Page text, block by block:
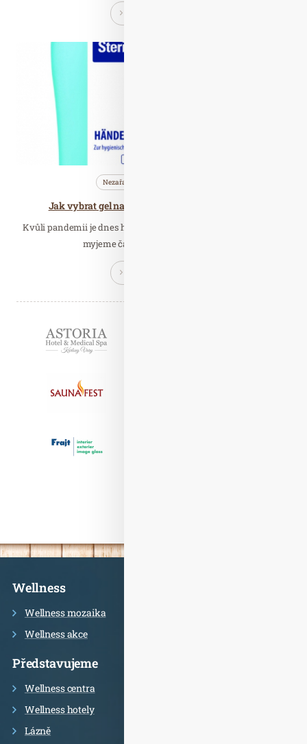
Nezařazené
Jak vybrat gel na ruce, který chrání proti virům
Kvůli pandemii je dnes hygiena rukou na prvním místě. Ruce si
myjeme častěji než dříve a gel na…
Informace
Wellness
Wellness mozaika
Wellness akce
Představujeme
Wellness centra
Wellness hotely
Lázně